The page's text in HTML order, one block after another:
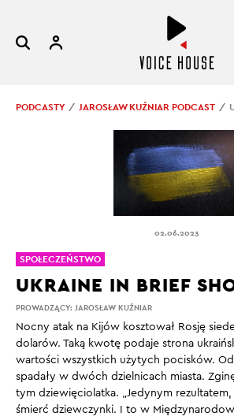
PODCASTY JAROSŁAW KUŹNIAR PODCAST
02.06.2023
PROWADZĄCY: JAROSŁAW KUŹNIAR
UKRAINE IN BRIEF
Nocny atak na Kijów kosztował Rosję
dolarów. Taką kwotę podaje strona
wartości wszystkich użytych pocisków.
spadały w dwóch dzielnicach miasta.
tym dziewięciolatka. „Jedynym rezultatem,
śmierć dziewczynki. I to w
SPOŁECZEŃSTWO